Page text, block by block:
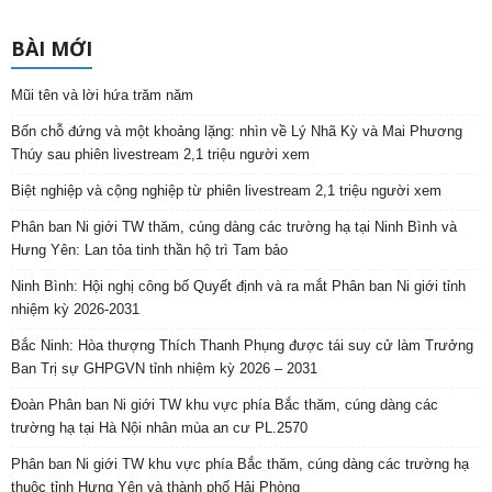
BÀI MỚI
Mũi tên và lời hứa trăm năm
Bốn chỗ đứng và một khoảng lặng: nhìn về Lý Nhã Kỳ và Mai Phương
Thúy sau phiên livestream 2,1 triệu người xem
Biệt nghiệp và cộng nghiệp từ phiên livestream 2,1 triệu người xem
Phân ban Ni giới TW thăm, cúng dàng các trường hạ tại Ninh Bình và
Hưng Yên: Lan tỏa tinh thần hộ trì Tam bảo
Ninh Bình: Hội nghị công bố Quyết định và ra mắt Phân ban Ni giới tỉnh
nhiệm kỳ 2026-2031
Bắc Ninh: Hòa thượng Thích Thanh Phụng được tái suy cử làm Trưởng
Ban Trị sự GHPGVN tỉnh nhiệm kỳ 2026 – 2031
Đoàn Phân ban Ni giới TW khu vực phía Bắc thăm, cúng dàng các
trường hạ tại Hà Nội nhân mùa an cư PL.2570
Phân ban Ni giới TW khu vực phía Bắc thăm, cúng dàng các trường hạ
thuộc tỉnh Hưng Yên và thành phố Hải Phòng